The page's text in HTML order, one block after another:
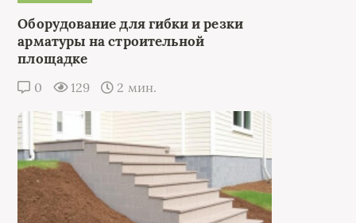
Оборудование для гибки и резки
арматуры на строительной
площадке
0 129 2 мин.